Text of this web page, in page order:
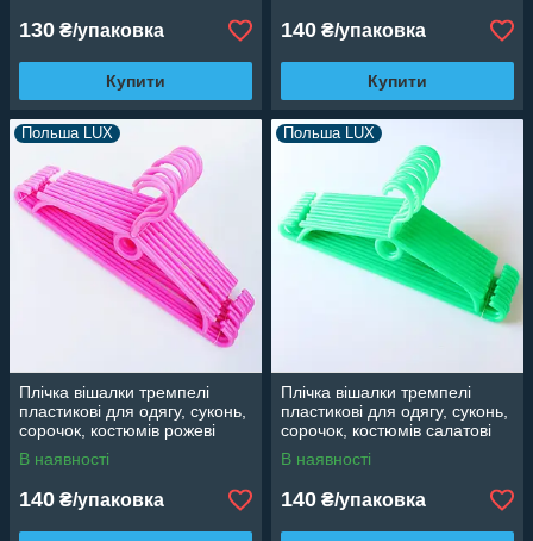
130 ₴/упаковка
Купити
140 ₴/упаковка
Купити
Польша LUX
Плічка вішалки тремпелі
пластикові для одягу, суконь,
сорочок, костюмів рожеві
(Польща), 40 см, 10 шт
В наявності
140 ₴/упаковка
Польша LUX
Плічка вішалки тремпелі
пластикові для одягу, суконь,
сорочок, костюмів салатові
(Польща), 40 см, 10 шт
В наявності
140 ₴/упаковка